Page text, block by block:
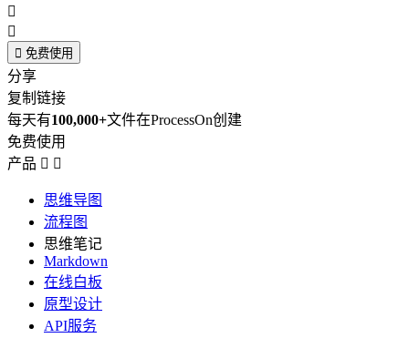


 免费使用
分享
复制链接
每天有100,000+文件在ProcessOn创建
免费使用
产品  
思维导图
流程图
思维笔记
Markdown
在线白板
原型设计
API服务